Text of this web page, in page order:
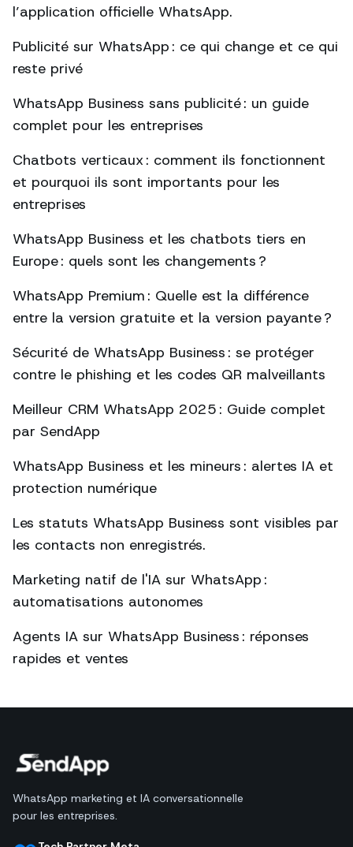
l’application officielle WhatsApp.
Publicité sur WhatsApp : ce qui change et ce qui
reste privé
WhatsApp Business sans publicité : un guide
complet pour les entreprises
Chatbots verticaux : comment ils fonctionnent
et pourquoi ils sont importants pour les
entreprises
WhatsApp Business et les chatbots tiers en
Europe : quels sont les changements ?
WhatsApp Premium : Quelle est la différence
entre la version gratuite et la version payante ?
Sécurité de WhatsApp Business : se protéger
contre le phishing et les codes QR malveillants
Meilleur CRM WhatsApp 2025 : Guide complet
par SendApp
WhatsApp Business et les mineurs : alertes IA et
protection numérique
Les statuts WhatsApp Business sont visibles par
les contacts non enregistrés.
Marketing natif de l'IA sur WhatsApp :
automatisations autonomes
Agents IA sur WhatsApp Business : réponses
rapides et ventes
WhatsApp marketing et IA conversationnelle
pour les entreprises.